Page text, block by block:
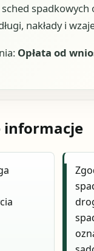
nakłady i
Opłata od
informacje